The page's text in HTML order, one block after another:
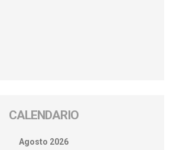
CALENDARIO
Agosto 2026